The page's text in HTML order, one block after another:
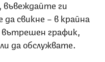
въвеждайте ги
свикне – в крайна
график,
да обслужвате.